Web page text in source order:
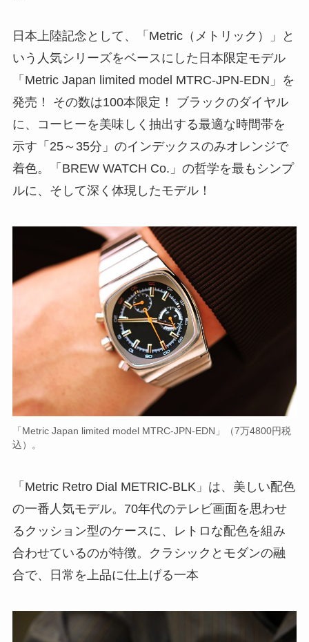
日本上陸記念として、「Metric（メトリック）」と
いう人気シリーズをベースにした日本限定モデル
「Metric Japan limited model MTRC-JPN-EDN」を
発売！ その数は100本限定！ ブラックのダイヤル
に、コーヒーを美味しく抽出する最適な時間帯を
示す「25～35分」のインデックスのみオレンジで
着色。「BREW WATCH Co.」の哲学を最もシンプ
ルに、そして深く体現したモデル！
「Metric Japan limited model MTRC-JPN-EDN」（7万4800円税
込）。
「Metric Retro Dial METRIC-BLK」は、美しい配色
の一番人気モデル。70年代のテレビ画面を思わせ
るクッション型のケースに、レトロな配色を組み
合わせているのが特徴。クラシックとモダンの融
合で、日常を上品に仕上げる一本